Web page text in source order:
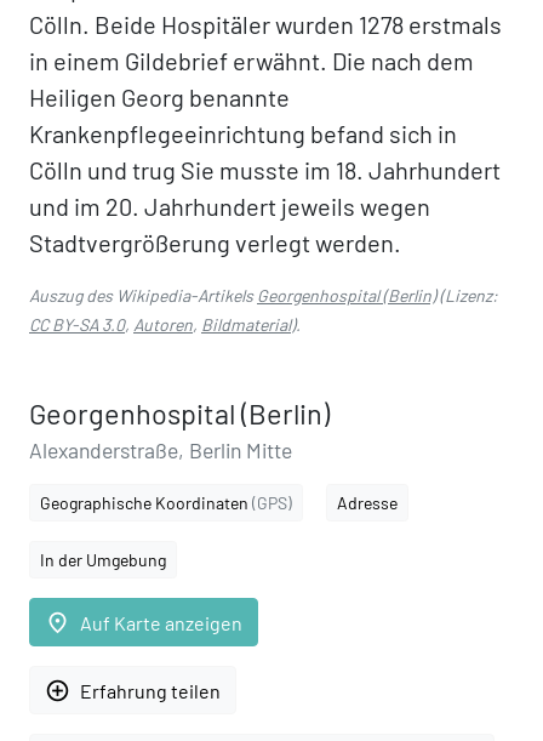
Cölln. Beide Hospitäler wurden 1278 erstmals
in einem Gildebrief erwähnt. Die nach dem
Heiligen Georg benannte
Krankenpflegeeinrichtung befand sich in
Cölln und trug Sie musste im 18. Jahrhundert
und im 20. Jahrhundert jeweils wegen
Stadtvergrößerung verlegt werden.
Auszug des Wikipedia-ArtikelsGeorgenhospital (Berlin)(Lizenz:
CC BY-SA 3.0, Autoren, Bildmaterial).
Georgenhospital (Berlin)
Alexanderstraße, Berlin Mitte
Geographische Koordinaten (GPS) Adresse
In der Umgebung
place Auf Karte anzeigen
add_circle_outline Erfahrung teilen